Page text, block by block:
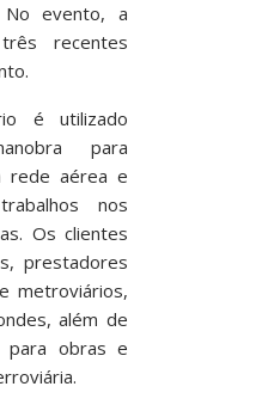
evento, a
recentes
é utilizado
para
rede aérea e
nos
Os clientes
prestadores
metroviários,
além de
para obras e